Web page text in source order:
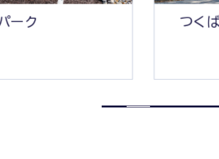
つくばスタートア